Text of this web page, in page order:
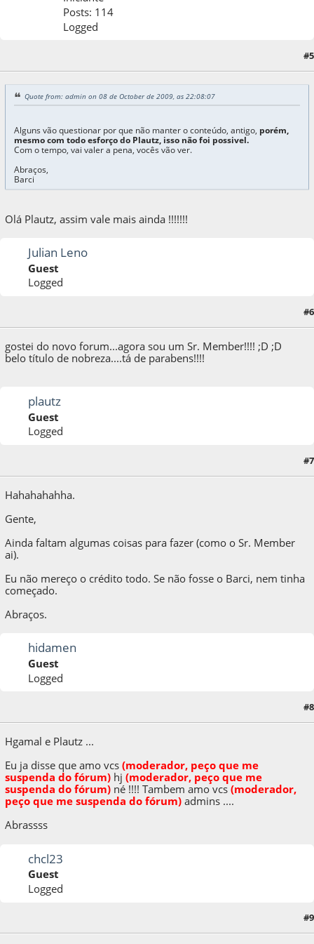
Posts: 114
Logged
#5
Quote from: admin on 08 de October de 2009, as 22:08:07
Alguns vão questionar por que não manter o conteúdo, antigo, porém,
mesmo com todo esforço do Plautz, isso não foi possivel.
Com o tempo, vai valer a pena, vocês vão ver.
Abraços,
Barci
Olá Plautz, assim vale mais ainda !!!!!!!
Julian Leno
Guest
Logged
#6
gostei do novo forum...agora sou um Sr. Member!!!! ;D ;D
belo título de nobreza....tá de parabens!!!!
plautz
Guest
Logged
#7
Hahahahahha.
Gente,
Ainda faltam algumas coisas para fazer (como o Sr. Member
ai).
Eu não mereço o crédito todo. Se não fosse o Barci, nem tinha
começado.
Abraços.
hidamen
Guest
Logged
#8
Hgamal e Plautz ...
Eu ja disse que amo vcs(moderador, peço que me
suspenda do fórum) hj(moderador, peço que me
suspenda do fórum) né !!!! Tambem amo vcs(moderador,
peço que me suspenda do fórum) admins ....
Abrassss
chcl23
Guest
Logged
#9